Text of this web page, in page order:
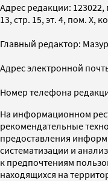
Адрес редакции: 123022,
13, стр. 15, эт. 4, пом. X,
Главный редактор:
Адрес электронной
Номер телефона
На информационном
рекомендательные
предоставления
систематизации и
к предпочтениям
находящихся на